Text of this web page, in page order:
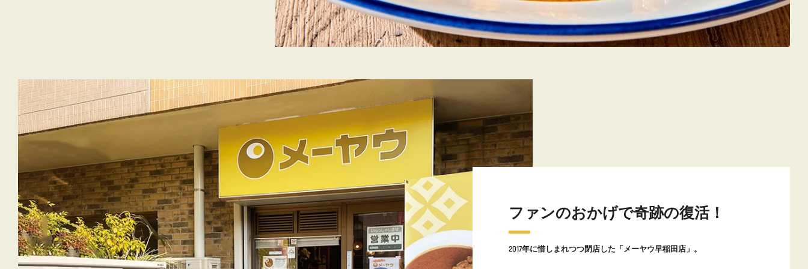
ファンのおかげで奇跡の復活！
2017年に惜しまれつつ閉店した「メーヤウ早稲田店」。